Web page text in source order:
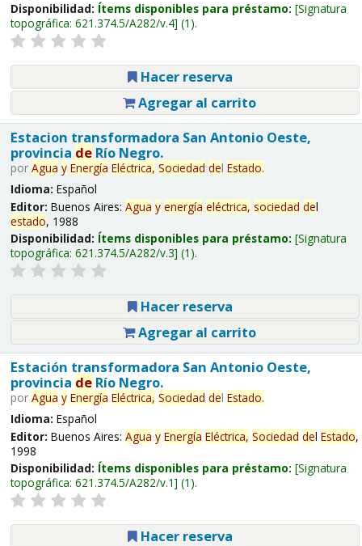
Disponibilidad: Ítems disponibles para préstamo: Signatura
topográfica: 621.374.5/A282/v.4 (1).
Hacer reserva
Agregar al carrito
Estacion transformadora San Antonio Oeste,
provincia deRío Negro.
por Agua y Energía Eléctrica, Sociedad del Estado.
Idioma: Español
Editor: Buenos Aires: Agua y energía eléctrica, sociedad del
estado, 1988
Disponibilidad: Ítems disponibles para préstamo: Signatura
topográfica: 621.374.5/A282/v.3 (1).
Hacer reserva
Agregar al carrito
Estación transformadora San Antonio Oeste,
provincia deRío Negro.
por Agua y Energía Eléctrica, Sociedad del Estado.
Idioma: Español
Editor: Buenos Aires: Agua y Energía Eléctrica, Sociedad del Estado,
1998
Disponibilidad: Ítems disponibles para préstamo: Signatura
topográfica: 621.374.5/A282/v.1 (1).
Hacer reserva